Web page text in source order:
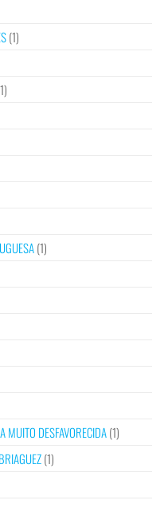
(1)
(1)
MUITO DESFAVORECIDA(1)
(1)